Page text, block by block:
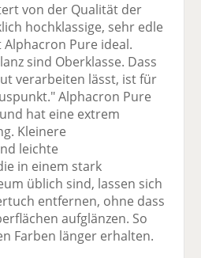
von der Qualität der
hochklassige, sehr edle
Pure ideal.
sind Oberklasse. Dass
verarbeiten lässt, ist für
Alphacron Pure
hat eine extrem
Kleinere
leichte
in einem stark
üblich sind, lassen sich
entfernen, ohne dass
aufglänzen. So
Farben länger erhalten.